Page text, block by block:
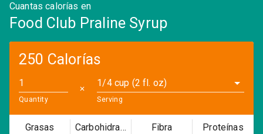
Cuantas calorías en
Food Club Praline Syrup
250 Calorías
Quantity
✕
1/4 cup (2 fl. oz)
Serving
Grasas Carbohidratos Fibra Proteínas